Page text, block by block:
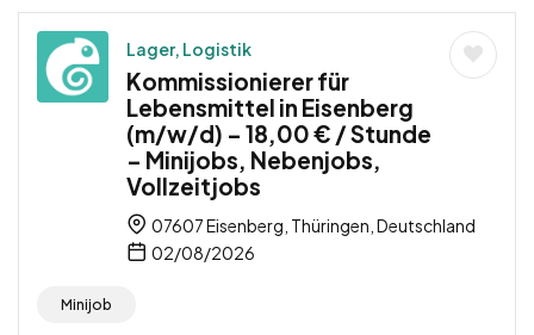
Lager, Logistik
Kommissionierer für
Lebensmittel in Eisenberg
(m/w/d) – 18,00 € / Stunde
– Minijobs, Nebenjobs,
Vollzeitjobs
07607 Eisenberg, Thüringen, Deutschland
02/08/2026
Minijob